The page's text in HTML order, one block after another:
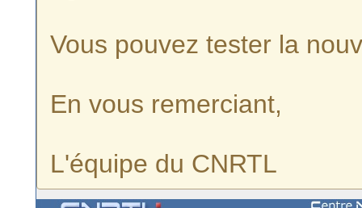
Vous pouvez tester la
En vous remerciant,
L'équipe du CNRTL